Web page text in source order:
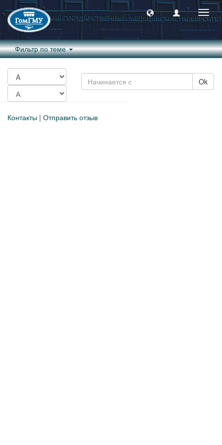
Фильтр по теме
Ok
Контакты | Отправить отзыв